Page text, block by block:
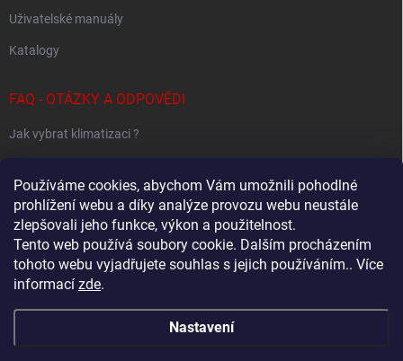
Používáme cookies, abychom Vám umožnili pohodlné
prohlížení webu a díky analýze provozu webu neustále
zlepšovali jeho funkce, výkon a použitelnost.
Tento web používá soubory cookie. Dalším procházením
tohoto webu vyjadřujete souhlas s jejich používáním.. Více
informací zde.
Nastavení
Uživatelské manuály
Katalogy
FAQ - OTÁZKY A ODPOVĚDI
Jak vybrat klimatizaci ?
Jak určit potřebný výkon klimatizace ?
Sestavování Multi-Split systémů
Samsung - Wind Free klimatizace - specialovaný web